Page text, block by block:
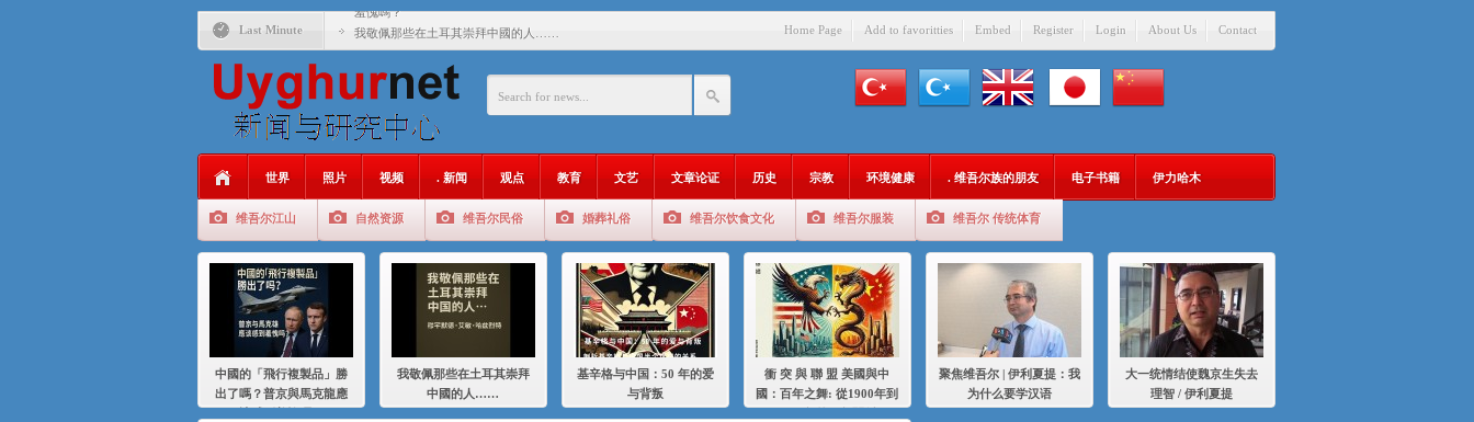
Last Minute
羞愧嗎？
我敬佩那些在土耳其崇拜中國的人……
基辛格与中国：50 年的爱与背叛
年的百年關係
大一统情结使魏京生失去理智 / 伊利夏提
伊利夏提：在自责与内疚中的挣扎
伊利夏提：消失在集中营的红衣女孩
伊利夏提：维吾尔种族灭绝
Home Page Add to favoritties Embed Register Login About Us Contact
世界 照片 视频 . 新闻 观点 教育 文艺 文章论证 历史 宗教 环境健康 . 维吾尔族的朋友 电子书籍 伊力哈木
维吾尔江山 自然资源 维吾尔民俗 婚葬礼俗 维吾尔饮食文化 维吾尔服装 维吾尔 传统体育
中國的「飛行複製品」勝
出了嗎？普京與馬克龍應
我敬佩那些在土耳其崇拜
中國的人……
基辛格与中国：50 年的爱
与背叛
衝 突 與 聯 盟 美國與中
國：百年之舞: 從1900年到
聚焦维吾尔 | 伊利夏提：我
为什么要学汉语
大一统情结使魏京生失去
理智 / 伊利夏提